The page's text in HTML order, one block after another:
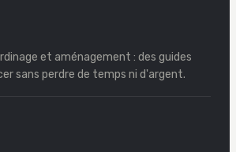
et aménagement : des guides
sans perdre de temps ni d'argent.